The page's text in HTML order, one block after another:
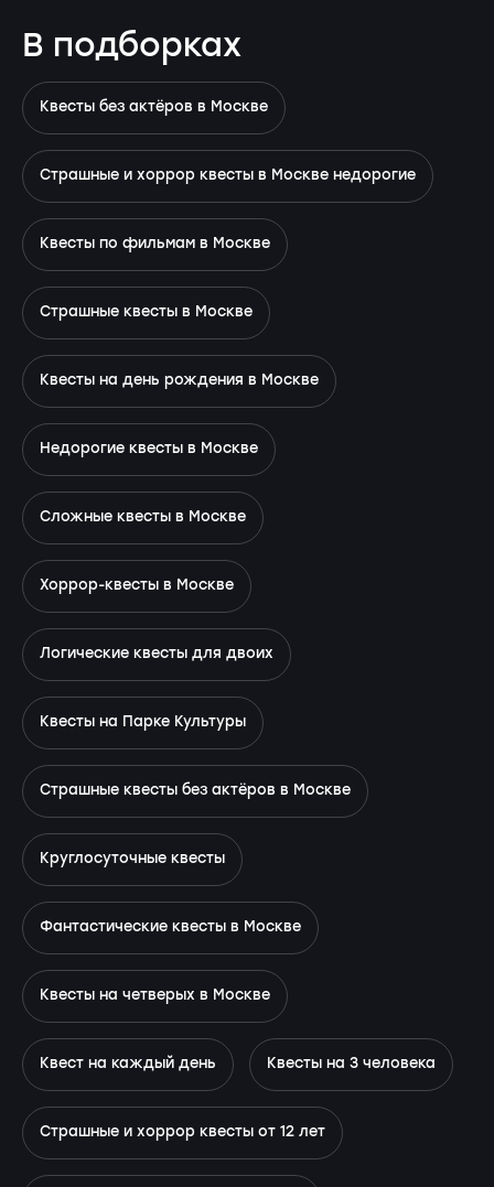
В подборках
Квесты без актёров в Москве
Страшные и хоррор квесты в Москве недорогие
Квесты по фильмам в Москве
Страшные квесты в Москве
Квесты на день рождения в Москве
Недорогие квесты в Москве
Сложные квесты в Москве
Хоррор-квесты в Москве
Логические квесты для двоих
Квесты на Парке Культуры
Страшные квесты без актёров в Москве
Круглосуточные квесты
Фантастические квесты в Москве
Квесты на четверых в Москве
Квест на каждый день Квесты на 3 человека
Страшные и хоррор квесты от 12 лет